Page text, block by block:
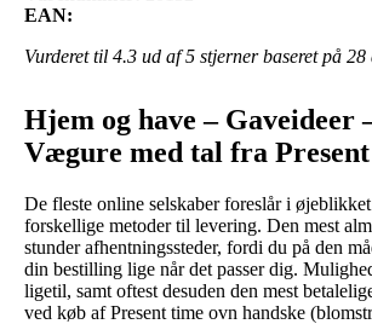
EAN:
Vurderet til 4.3 ud af 5 stjerner baseret på 28
Hjem og have – Gaveideer
Vægure med tal fra
De fleste online selskaber foreslår i
forskellige metoder til levering. Den mest
stunder afhentningssteder, fordi du på den
din bestilling lige når det passer dig.
ligetil, samt oftest desuden den mest
ved køb af Present time ovn handske